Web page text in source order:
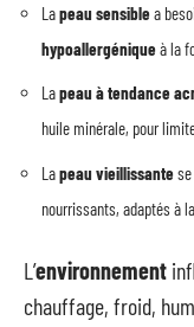
Lapeau sensiblea
hypoallergéniqueà la
Lapeau à tendance
huile minérale, pour
Lapeau vieillissante
nourrissants, adaptés à
L’environnement
chauffage, froid,